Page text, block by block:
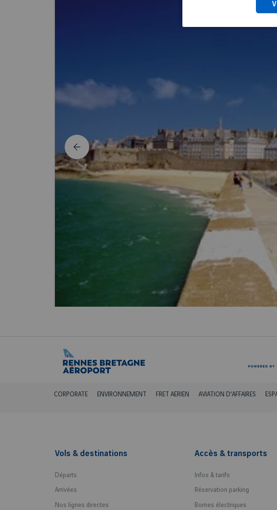
CORPORATE ENVIRONNEMENT FRET AERIEN AVIATION D'AFFAIRES
Vols & destinations
Départs
Arrivées
Nos lignes directes
Accès & transports
Infos & tarifs
Réservation parking
Bornes électriques